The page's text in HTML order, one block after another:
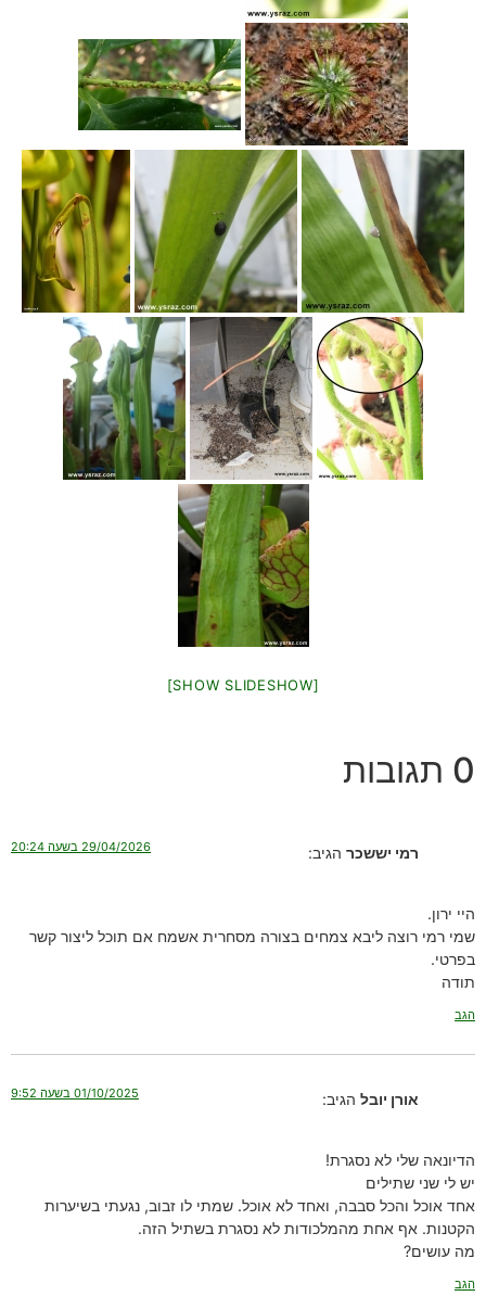
[SHOW SLIDESHOW]
0 תגובות
רמי יששכר הגיב: 29/04/2026 בשעה 20:24
היי ירון.
שמי רמי רוצה ליבא צמחים בצורה מסחרית אשמח אם תוכל ליצור קשר
בפרטי.
תודה
הגב
אורן יובל הגיב: 01/10/2025 בשעה 9:52
הדיונאה שלי לא נסגרת!
יש לי שני שתילים
אחד אוכל והכל סבבה, ואחד לא אוכל. שמתי לו זבוב, נגעתי בשיערות
הקטנות. אף אחת מהמלכודות לא נסגרת בשתיל הזה.
מה עושים?
הגב